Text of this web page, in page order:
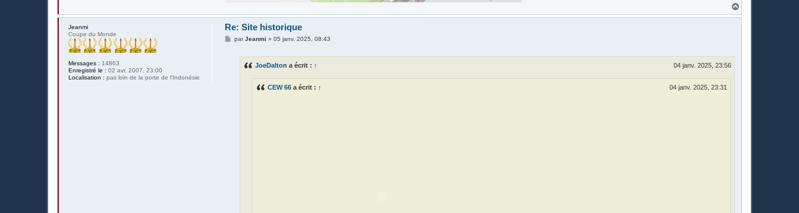
a
Jeanmi
Coupe du Monde
Messages : 14863
Enregistré le : 02 avr. 2007, 23:00
Localisation : pas loin de la porte de l'Indonésie
Re: Site historique
MparJeanmi »05 janv. 2025, 08:43
JoeDalton a écrit : ↑ 04 janv. 2025, 23:56
CEW 66 a écrit : ↑ 04 janv. 2025, 23:31